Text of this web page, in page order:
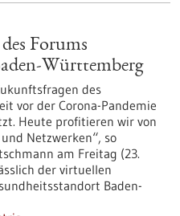
Forums
Württemberg
des
vor der Corona-Pandemie
Heute profitieren wir von
Netzwerken“, so
am Freitag (23.
der virtuellen
Baden-